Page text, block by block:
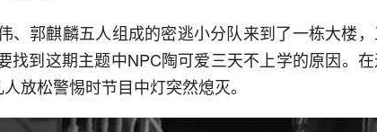
、郭麒麟五人组成的密逃小分队来到了一栋大楼，
找到这期主题中NPC陶可爱三天不上学的原因。
放松警惕时节目中灯突然熄灭。